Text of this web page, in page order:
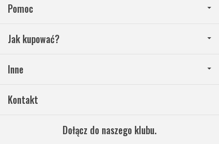
Pomoc
Jak kupować?
Inne
Kontakt
Dołącz do naszego klubu.